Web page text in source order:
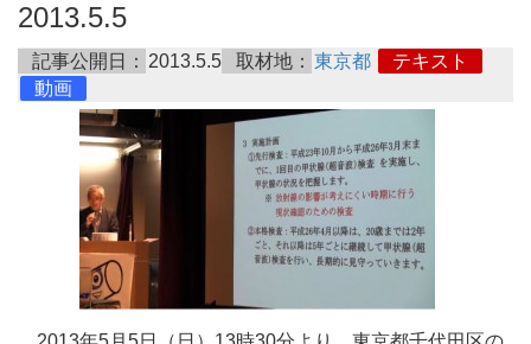
2013.5.5
記事公開日： 2013.5.5 取材地： 東京都
テキスト
動画